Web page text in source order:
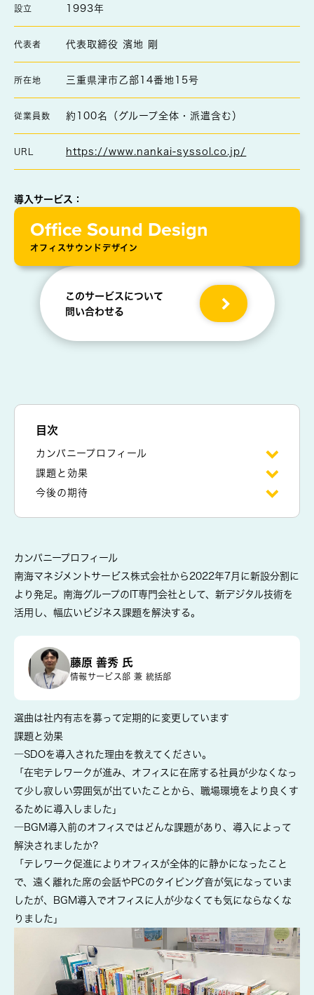
設立 1993年
代表者 代表取締役 濱地 剛
所在地 三重県津市乙部14番地15号
従業員数 約100名（グループ全体・派遣含む）
URL https://www.nankai-syssol.co.jp/
導入サービス：
Office Sound Design
オフィスサウンドデザイン
このサービスについて
問い合わせる
目次
カンパニープロフィール
課題と効果
今後の期待
カンパニープロフィール
南海マネジメントサービス株式会社から2022年7月に新設分割に
より発足。南海グループのIT専門会社として、新デジタル技術を
活用し、幅広いビジネス課題を解決する。
藤原 善秀 氏
情報サービス部 兼 統括部
選曲は社内有志を募って定期的に変更しています
課題と効果
―SDOを導入された理由を教えてください。
「在宅テレワークが進み、オフィスに在席する社員が少なくなっ
て少し寂しい雰囲気が出ていたことから、職場環境をより良くす
るために導入しました」
―BGM導入前のオフィスではどんな課題があり、導入によって
解決されましたか?
「テレワーク促進によりオフィスが全体的に静かになったこと
で、遠く離れた席の会話やPCのタイピング音が気になっていま
したが、BGM導入でオフィスに人が少なくても気にならなくな
りました」